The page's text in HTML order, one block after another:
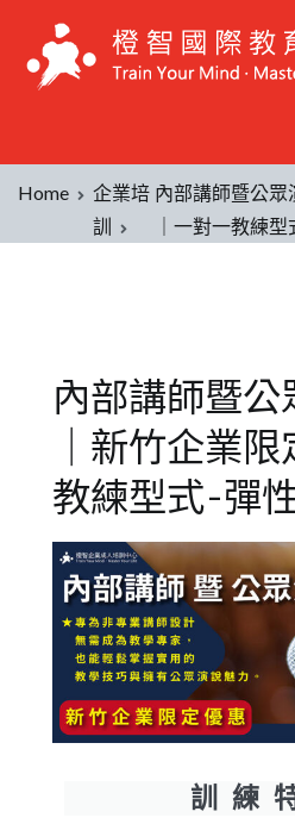
Home
企業培
訓
內部講師暨公眾
｜一對一教練
內部講師暨公
｜新竹企業
教練型式-彈
訓 練